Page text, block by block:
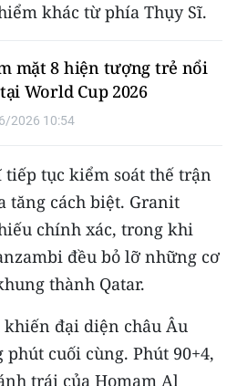
khác từ phía Thụy Sĩ.
mặt 8 hiện tượng trẻ nổi
World Cup 2026
2026 10:54
tiếp tục kiểm soát thế trận
tăng cách biệt. Granit
chính xác, trong khi
đều bỏ lỡ những cơ
thành Qatar.
đại diện châu Âu
cuối cùng. Phút 90+4,
trái của Homam Al